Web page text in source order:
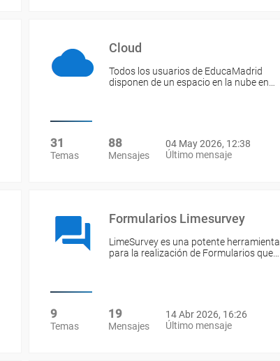
Cloud
Todos los usuarios de EducaMadrid
disponen de un espacio en la nube en…
31
Temas
88
Mensajes
04 May 2026, 12:38
Último mensaje
Formularios Limesurvey
LimeSurvey es una potente herramienta
para la realización de Formularios que…
9
Temas
19
Mensajes
14 Abr 2026, 16:26
Último mensaje